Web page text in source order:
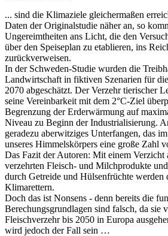
... sind die Klimaziele gleichermaßen
Daten der Originalstudie näher an, so
Ungereimtheiten ans Licht, die den
über den Speiseplan zu etablieren, ins
zurückverweisen.
In der Schweden-Studie wurden die
Landwirtschaft in fiktiven Szenarien für
2070 abgeschätzt. Der Verzehr tierischer
seine Vereinbarkeit mit dem 2°C-Ziel
Begrenzung der Erderwärmung auf
Niveau zu Beginn der Industrialisierung.
geradezu aberwitziges Unterfangen, das
unseres Himmelskörpers eine große Zahl
Das Fazit der Autoren: Mit einem Verzicht
verzehrten Fleisch- und Milchprodukte
durch Getreide und Hülsenfrüchte werden
Klimarettern.
Doch das ist Nonsens - denn bereits die
Berechungsgrundlagen sind falsch, da sie
Fleischverzehr bis 2050 in Europa
wird jedoch der Fall sein …